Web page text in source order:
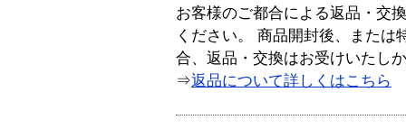
お客様のご都合による返品・交
ください。 商品開封後、または
合、返品・交換はお受けいたし
⇒返品について詳しくはこちら